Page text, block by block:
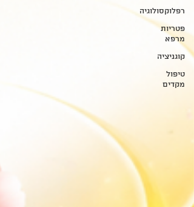
רפלוקסולוגיה
פטריות
מרפא
קוגניציה
טיפול
מקדים